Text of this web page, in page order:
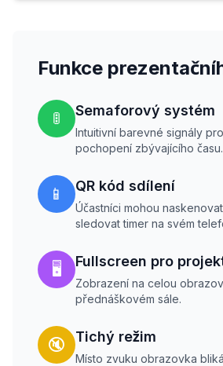
Funkce
🚦 Semaforový systém
Intuitivní barevné signály
pochopení zbývajícího času.
📱 QR kód sdílení
Účastníci mohou
sledovat timer na svém
🖥️ Fullscreen pro
Zobrazení na celou
přednáškovém sále.
🔇 Tichý režim
Místo zvuku obrazovka